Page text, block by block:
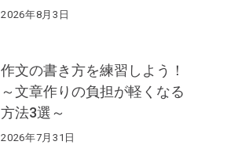
2026年8月3日
作文の書き方を練習しよう！
～文章作りの負担が軽くなる
方法3選～
2026年7月31日